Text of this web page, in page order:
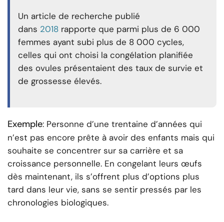
Un article de recherche publié
dans 2018 rapporte que parmi plus de 6 000
femmes ayant subi plus de 8 000 cycles,
celles qui ont choisi la congélation planifiée
des ovules présentaient des taux de survie et
de grossesse élevés.
Exemple: Personne d’une trentaine d’années qui
n’est pas encore prête à avoir des enfants mais qui
souhaite se concentrer sur sa carrière et sa
croissance personnelle. En congelant leurs œufs
dès maintenant, ils s’offrent plus d’options plus
tard dans leur vie, sans se sentir pressés par les
chronologies biologiques.